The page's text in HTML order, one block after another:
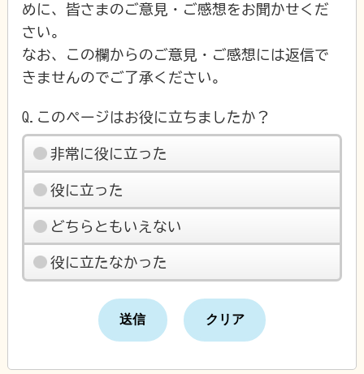
めに、皆さまのご意見・ご感想をお聞かせくだ
さい。
なお、この欄からのご意見・ご感想には返信で
きませんのでご了承ください。
Q.このページはお役に立ちましたか？
非常に役に立った
役に立った
どちらともいえない
役に立たなかった